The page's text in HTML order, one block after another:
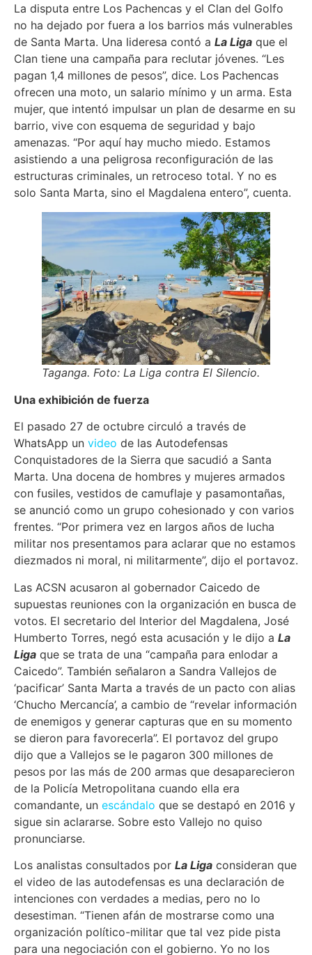
La disputa entre Los Pachencas y el Clan del Golfo
no ha dejado por fuera a los barrios más vulnerables
de Santa Marta. Una lideresa contó a La Liga que el
Clan tiene una campaña para reclutar jóvenes. “Les
pagan 1,4 millones de pesos”, dice. Los Pachencas
ofrecen una moto, un salario mínimo y un arma. Esta
mujer, que intentó impulsar un plan de desarme en su
barrio, vive con esquema de seguridad y bajo
amenazas. “Por aquí hay mucho miedo. Estamos
asistiendo a una peligrosa reconfiguración de las
estructuras criminales, un retroceso total. Y no es
solo Santa Marta, sino el Magdalena entero”, cuenta.
Taganga. Foto: La Liga contra El Silencio.
Una exhibición de fuerza
El pasado 27 de octubre circuló a través de
WhatsApp un video de las Autodefensas
Conquistadores de la Sierra que sacudió a Santa
Marta. Una docena de hombres y mujeres armados
con fusiles, vestidos de camuflaje y pasamontañas,
se anunció como un grupo cohesionado y con varios
frentes. “Por primera vez en largos años de lucha
militar nos presentamos para aclarar que no estamos
diezmados ni moral, ni militarmente”, dijo el portavoz.
Las ACSN acusaron al gobernador Caicedo de
supuestas reuniones con la organización en busca de
votos. El secretario del Interior del Magdalena, José
Humberto Torres, negó esta acusación y le dijo a La
Liga que se trata de una “campaña para enlodar a
Caicedo”. También señalaron a Sandra Vallejos de
‘pacificar’ Santa Marta a través de un pacto con alias
‘Chucho Mercancía’, a cambio de “revelar información
de enemigos y generar capturas que en su momento
se dieron para favorecerla”. El portavoz del grupo
dijo que a Vallejos se le pagaron 300 millones de
pesos por las más de 200 armas que desaparecieron
de la Policía Metropolitana cuando ella era
comandante, un escándalo que se destapó en 2016 y
sigue sin aclararse. Sobre esto Vallejo no quiso
pronunciarse.
Los analistas consultados por La Liga consideran que
el video de las autodefensas es una declaración de
intenciones con verdades a medias, pero no lo
desestiman. “Tienen afán de mostrarse como una
organización político-militar que tal vez pide pista
para una negociación con el gobierno. Yo no los